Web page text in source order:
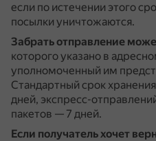
если по истечении этого
посылки уничтожаются.
Забрать отправление
которого указано в
уполномоченный им
Стандартный срок
дней, экспресс-
пакетов — 7 дней.
Если получатель хочет